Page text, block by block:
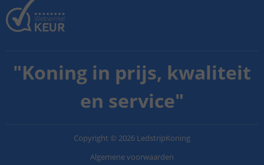
"Koning in prijs, kwaliteit
en service"
Copyright © 2026 LedstripKoning
Algemene voorwaarden